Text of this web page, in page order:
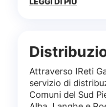
Attraverso IReti
servizio di
Comuni del Sud